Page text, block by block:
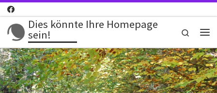
Zum Inhalt springen
Dies könnte Ihre Homepage
sein!
Search